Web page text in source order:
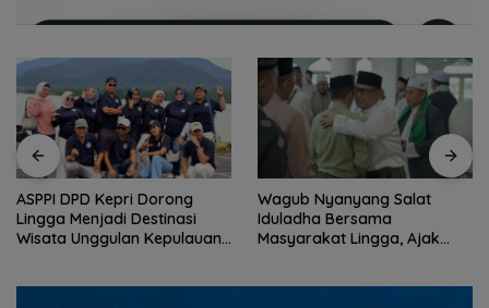
Wagub Nyanyang Salat
Iduladha Bersama
Masyarakat Lingga, Ajak
Peringati HPN 2026,
Komunitas Jurnalis Kepri
Gelar Syukuran hingga